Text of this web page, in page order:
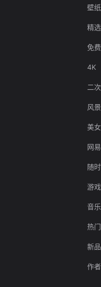
壁
精
免费
4K
二
风景
美女
网
随
游
音
热
新
作